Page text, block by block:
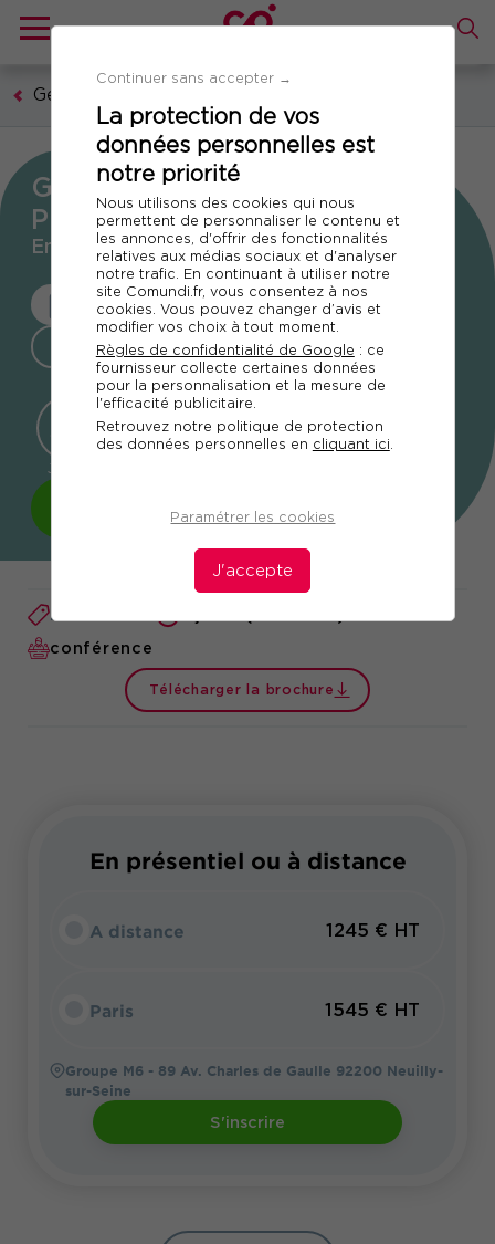
Continuer sans accepter →
La protection de vos
données personnelles est
notre priorité
Nous utilisons des cookies qui nous
permettent de personnaliser le contenu et
les annonces, d'offrir des fonctionnalités
relatives aux médias sociaux et d'analyser
notre trafic. En continuant à utiliser notre
site Comundi.fr, vous consentez à nos
cookies. Vous pouvez changer d’avis et
modifier vos choix à tout moment.
Règles de confidentialité de Google : ce
fournisseur collecte certaines données
pour la personnalisation et la mesure de
l'efficacité publicitaire.
Retrouvez notre politique de protection
des données personnelles en cliquant ici
Paramétrer les cookies
J'accepte
Gestion publique
Grand Forum des Marchés
Publics
En présentiel ou visioconférence
LUNDI 14 ET MARDI 15 DÉCEMBRE 2026
PRÉSENTIEL OU À DISTANCE
JOURS
21 39
JE M'INSCRIS !
Réf. 10052
conférence
Télécharger la brochure
En présentiel ou à distance
A distance 1245 € HT
Paris 1545 € HT
Groupe M6 - 89 Av. Charles de Gaulle 92200 Neuilly-
sur-Seine
S'inscrire